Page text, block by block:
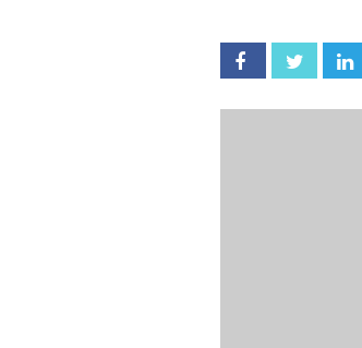
Facebook Twitter